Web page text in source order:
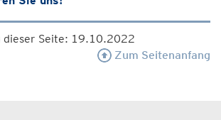
dieser Seite: 19.10.2022
Zum Seitenanfang